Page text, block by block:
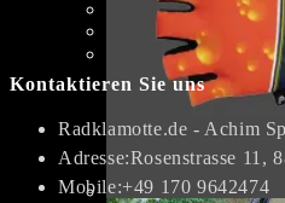
RADKLAMOTTE
129,00€
Kontaktieren Sie uns
Radklamotte.de - Achim
Adresse:Rosenstrasse 11,
Mobile:+49 170 9642474